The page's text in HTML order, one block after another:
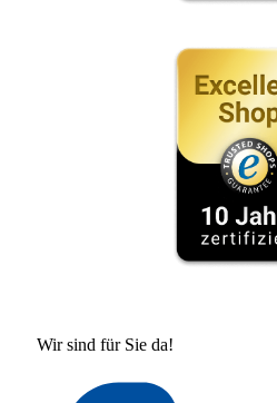
Wir sind für Sie da!